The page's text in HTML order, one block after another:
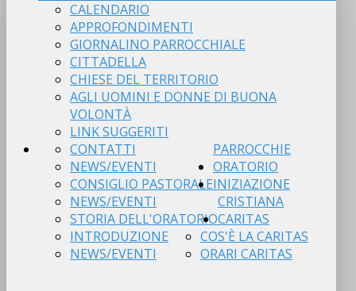
CALENDARIO
APPROFONDIMENTI
GIORNALINO PARROCCHIALE
CITTADELLA
CHIESE DEL TERRITORIO
AGLI UOMINI E DONNE DI BUONA
VOLONTÀ
LINK SUGGERITI
PARROCCHIE
CONTATTI
NEWS/EVENTI
CONSIGLIO PASTORALE
ORATORIO
NEWS/EVENTI
STORIA DELL'ORATORIO
INIZIAZIONE
CRISTIANA
INTRODUZIONE
NEWS/EVENTI
CARITAS
COS'È LA CARITAS
ORARI CARITAS